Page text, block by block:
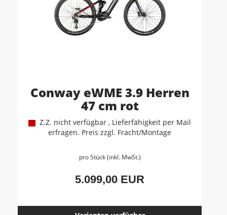
Conway eWME 3.9 Herren
47 cm rot
Z.Z. nicht verfügbar , Lieferfähigkeit per Mail
erfragen. Preis zzgl. Fracht/Montage
pro Stück (inkl. MwSt.)
5.099,00 EUR